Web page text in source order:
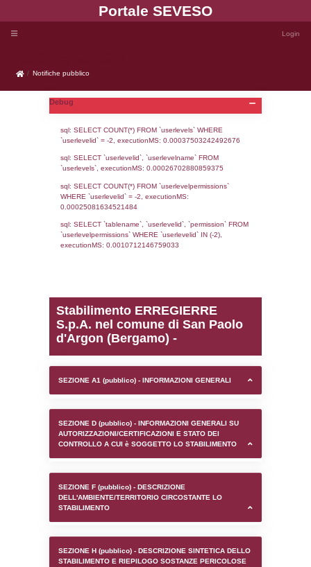
Portale
Notifiche pubblico
Notifiche pubblico
Debug
sql: SELECT COUNT(*) FROM `userlevels`
sql: SELECT `userlevelid`, `userlevelname`
0.00025081634521484
sql: SELECT `tablename`, `userlevelid`,
executionMS: 0.0010712146759033
Stabilimento
S.p.A. nel comune di
d'Argon (Bergamo) -